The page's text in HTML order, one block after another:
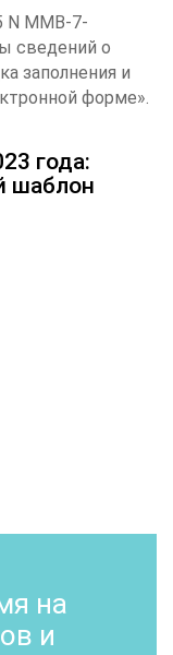
N ММВ-7-
сведений о
заполнения и
форме».
года:
шаблон
на
и